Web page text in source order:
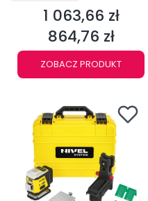
Cena
1 063,66 zł
Cena
864,76 zł
ZOBACZ PRODUKT